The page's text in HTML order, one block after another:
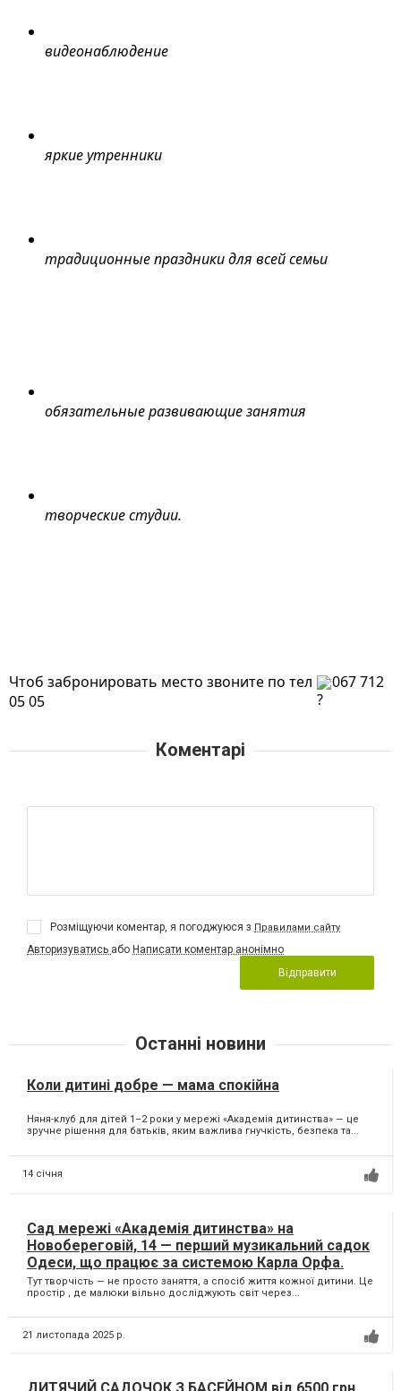
видеонаблюдение
яркие утренники
традиционные праздники для всей семьи
обязательные развивающие занятия
творческие студии.
Чтоб забронировать место звоните по тел
067 712
05 05
Коментарі
Розміщуючи коментар, я погоджуюся з Правилами сайту
Авторизуватись або Написати коментар анонімно
Відправити
Останні новини
Коли дитині добре — мама спокійна
Няня-клуб для дітей 1–2 роки у мережі «Академія дитинства» — це
зручне рішення для батьків, яким важлива гнучкість, безпека та...
14 січня
Сад мережі «Академія дитинства» на
Новобереговій, 14 — перший музикальний садок
Одеси, що працює за системою Карла Орфа.
Тут творчість — не просто заняття, а спосіб життя кожної дитини. Це
простір , де малюки вільно досліджують світ через...
21 листопада 2025 р.